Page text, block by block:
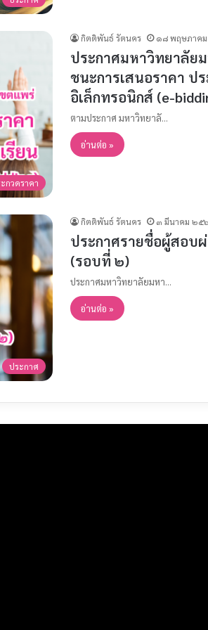
กวดราคา
กิตติพันธ์ รัตนคร ๑๘ พฤษภาค
ประกาศมหาวิทยาลัย
ชนะการเสนอราคา ป
อิเล็กทรอนิกส์ (e-
ตามประกาศ มหาวิทยาลั…
อ่านต่อ »
ประกาศ
กิตติพันธ์ รัตนคร ๓ มีนาคม ๒๕
ประกาศรายชื่อผู้สอบ
(รอบที่ ๒)
ประกาศมหาวิทยาลัยมหา…
อ่านต่อ »